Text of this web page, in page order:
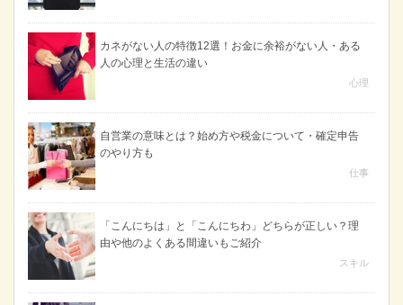
カネがない人の特徴12選！お金に余裕がない人・ある
人の心理と生活の違い
心理
自営業の意味とは？始め方や税金について・確定申告
のやり方も
仕事
「こんにちは」と「こんにちわ」どちらが正しい？理
由や他のよくある間違いもご紹介
スキル